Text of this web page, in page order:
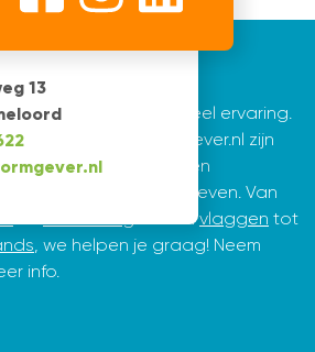
13
grafisch bedrijf met veel ervaring.
achter Mijnvormgever.nl zijn
Tijsma. Beiden hebben
ontwerpen en vormgeven. Van
en vanvlaggen tot
, we helpen je graag! Neem
info.